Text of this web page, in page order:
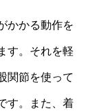
かかる動作を
す。それを軽
関節を使って
す。また、着